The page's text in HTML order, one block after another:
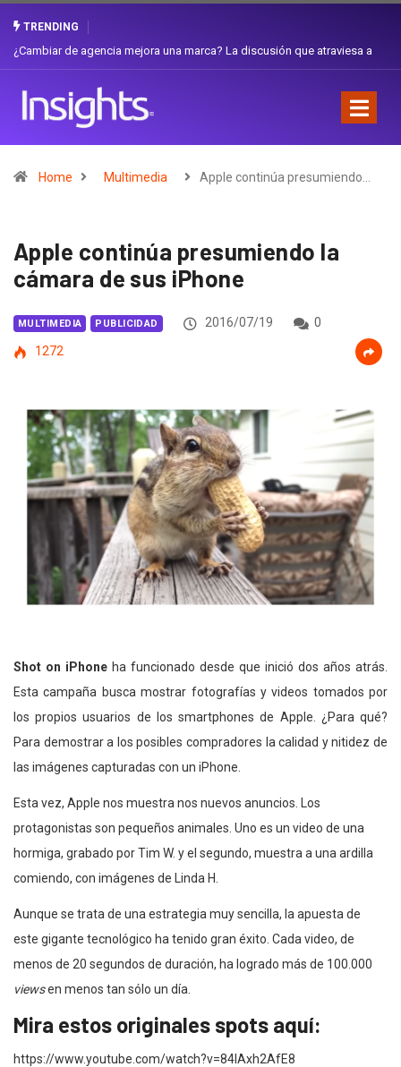
TRENDING
Gabriela Herrera y el arte de cambiarse el sombrero en Corporación
Home Multimedia Apple continúa presumiendo…
Apple continúa presumiendo la
cámara de sus iPhone
MULTIMEDIA PUBLICIDAD 2016/07/19
0
1272
Shot on iPhone ha funcionado desde que inició dos años atrás.
Esta campaña busca mostrar fotografías y videos tomados por
los propios usuarios de los smartphones de Apple. ¿Para qué?
Para demostrar a los posibles compradores la calidad y nitidez de
las imágenes capturadas con un iPhone.
Esta vez, Apple nos muestra nos nuevos anuncios. Los
protagonistas son pequeños animales. Uno es un video de una
hormiga, grabado por Tim W. y el segundo, muestra a una ardilla
comiendo, con imágenes de Linda H.
Aunque se trata de una estrategia muy sencilla, la apuesta de
este gigante tecnológico ha tenido gran éxito. Cada video, de
menos de 20 segundos de duración, ha logrado más de 100.000
viewsen menos tan sólo un día.
Mira estos originales spots aquí:
https://www.youtube.com/watch?v=84lAxh2AfE8